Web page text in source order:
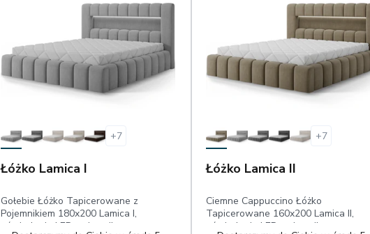
+7
Łóżko Lamica I
Gołebie Łóżko Tapicerowane z
Pojemnikiem 180x200 Lamica I,
oświetlenie LED, pojemnik,
+7
Łóżko Lamica II
Ciemne Cappuccino Łóżko
Tapicerowane 160x200 Lamica II,
oświetlenie LED, pojemnik,